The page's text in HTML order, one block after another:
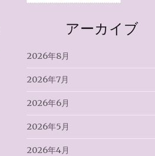
アーカイブ
2026年8月
2026年7月
2026年6月
2026年5月
2026年4月